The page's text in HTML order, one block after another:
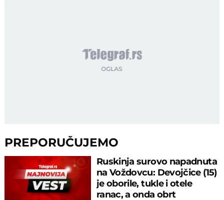
PREPORUČUJEMO
Ruskinja surovo napadnuta
na Voždovcu: Devojčice (15)
je oborile, tukle i otele
ranac, a onda obrt